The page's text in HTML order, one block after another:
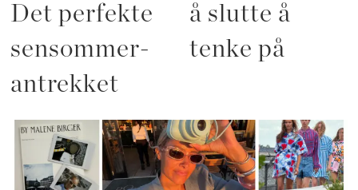
Det perfekte
sensommer-
antrekket
å slutte å
tenke på